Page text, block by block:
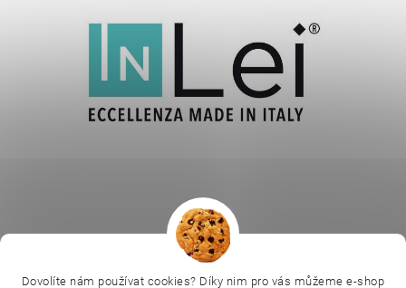
L.C.P. Paris |
Online kosmetické kurzy | Kozmetickyobchod.sk
Dovolíte nám používat cookies? Díky nim pro vás můžeme e-shop